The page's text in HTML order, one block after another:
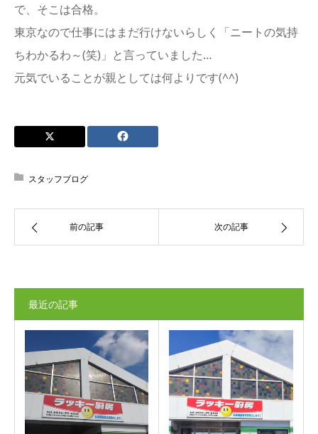
で、そこは合格。
東京なので仕事にはまだ行けないらしく「ニートの気持
ちわかるわ～(笑)」と言っていました…
元気でいることが親としては何よりです(^^)
スタッフブログ
前の記事 次の記事
最近の記事